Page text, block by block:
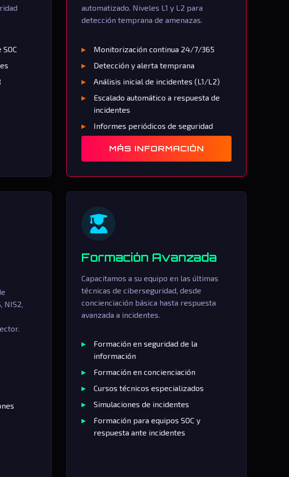
automatizado. Niveles L1 y L2 para
detección temprana de amenazas.
Monitorización continua 24/7/365
Detección y alerta temprana
Análisis inicial de incidentes (L1/L2)
Escalado automático a respuesta de
incidentes
Informes periódicos de seguridad
MÁS INFORMACIÓN
NIS2,
Formación Avanzada
Capacitamos a su equipo en las últimas
técnicas de ciberseguridad, desde
concienciación básica hasta respuesta
avanzada a incidentes.
Formación en seguridad de la
información
Formación en concienciación
Cursos técnicos especializados
Simulaciones de incidentes
Formación para equipos SOC y
respuesta ante incidentes